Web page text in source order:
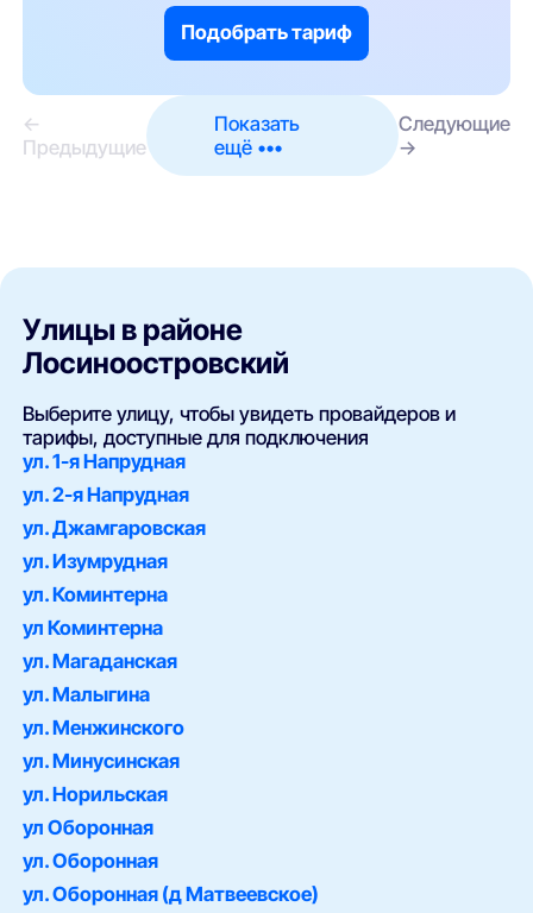
Подобрать тариф
←
Предыдущие
Показать
ещё •••
Следующие
→
Улицы в районе
Лосиноостровский
Выберите улицу, чтобы увидеть провайдеров и
тарифы, доступные для подключения
ул. 1-я Напрудная
ул. 2-я Напрудная
ул. Джамгаровская
ул. Изумрудная
ул. Коминтерна
ул Коминтерна
ул. Магаданская
ул. Малыгина
ул. Менжинского
ул. Минусинская
ул. Норильская
ул Оборонная
ул. Оборонная
ул. Оборонная (д Матвеевское)